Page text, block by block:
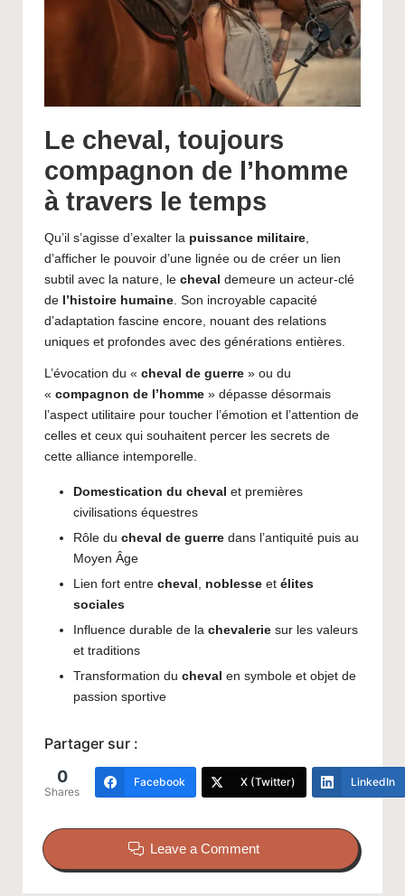
Le cheval, toujours
compagnon de l’homme
à travers le temps
Qu’il s’agisse d’exalter la puissance militaire
d’afficher le pouvoir d’une lignée ou de créer un lien
subtil avec la nature, le cheval demeure un acteur-clé
de l’histoire humaine . Son incroyable capacité
d’adaptation fascine encore, nouant des relations
uniques et profondes avec des générations entières.
L’évocation du « cheval de guerre » ou du
« compagnon de l’homme » dépasse désormais
l’aspect utilitaire pour toucher l’émotion et l’attention de
celles et ceux qui souhaitent percer les secrets de
cette alliance intemporelle.
Domestication du cheval et premières
civilisations équestres
Rôle du cheval de guerre dans l’antiquité puis au
Moyen Âge
Lien fort entre cheval , noblesse et élites
sociales
Influence durable de la chevalerie sur les valeurs
et traditions
Transformation du cheval en symbole et objet de
passion sportive
Partager sur :
0
Shares
Facebook X (Twitter) LinkedIn
Leave a Comment